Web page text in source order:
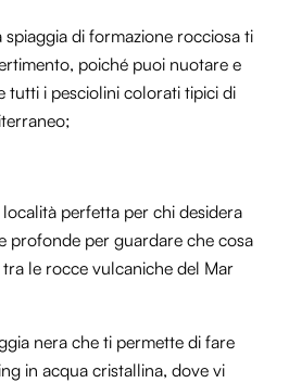
spiaggia di formazione rocciosa ti
poiché puoi nuotare e
tutti i pesciolini colorati tipici di
località perfetta per chi desidera
profonde per guardare che cosa
tra le rocce vulcaniche del Mar
nera che ti permette di fare
in acqua cristallina, dove vi